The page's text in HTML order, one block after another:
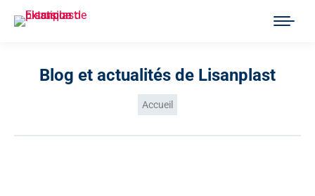
Blog et actualités de Lisanplast
Vous êtes ici :
Accueil